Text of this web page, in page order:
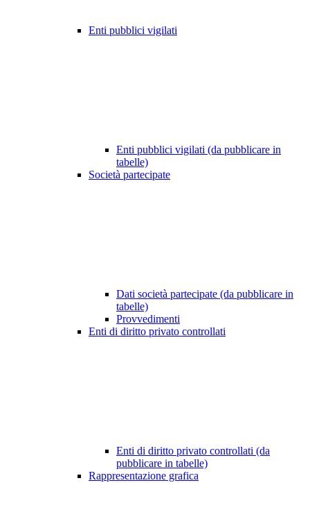
Enti pubblici vigilati
Enti pubblici vigilati (da pubblicare in
tabelle)
Società partecipate
Dati società partecipate (da pubblicare in
tabelle)
Provvedimenti
Enti di diritto privato controllati
Enti di diritto privato controllati (da
pubblicare in tabelle)
Rappresentazione grafica